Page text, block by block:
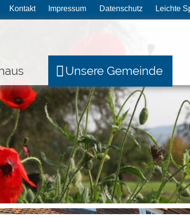
Kontakt Impressum Datenschutz Leichte
Unsere Gemeinde